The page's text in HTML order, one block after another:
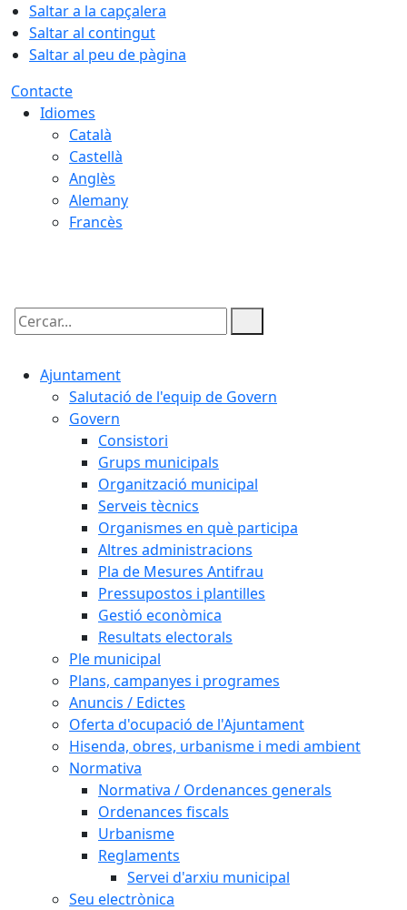
Saltar a la capçalera
Saltar al contingut
Saltar al peu de pàgina
Contacte
Idiomes
Català
Castellà
Anglès
Alemany
Francès
Cercar:
Ajuntament
Salutació de l'equip de Govern
Govern
Consistori
Grups municipals
Organització municipal
Serveis tècnics
Organismes en què participa
Altres administracions
Pla de Mesures Antifrau
Pressupostos i plantilles
Gestió econòmica
Resultats electorals
Ple municipal
Plans, campanyes i programes
Anuncis / Edictes
Oferta d'ocupació de l'Ajuntament
Hisenda, obres, urbanisme i medi ambient
Normativa
Normativa / Ordenances generals
Ordenances fiscals
Urbanisme
Reglaments
Servei d'arxiu municipal
Seu electrònica